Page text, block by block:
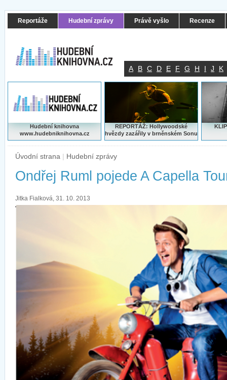
Reportáže Hudební zprávy Právě vyšlo Recenze
A B C D E F G H I J K
Hudební knihovna
www.hudebniknihovna.cz
REPORTÁŽ: Hollywoodské
hvězdy zazářily v brněnském Sonu
Úvodní strana | Hudební zprávy
Ondřej Ruml pojede A Capella
Jitka Fialková, 31. 10. 2013